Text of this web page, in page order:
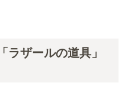
ラザールの道具」